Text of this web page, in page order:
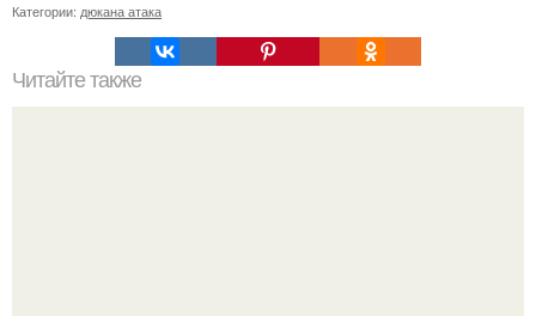
Категории: дюкана атака
Читайте также